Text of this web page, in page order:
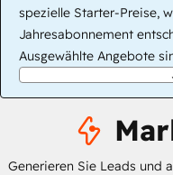
spezielle Starter-Preise,
Jahresabonnement
Ausgewählte Angebote
Generieren Sie Leads und